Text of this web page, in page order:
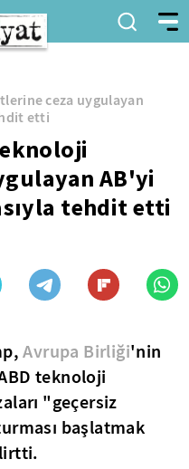
ceza uygulayan
etti
AB'yi
tehdit etti
Avrupa Birliği'nin
teknoloji
"geçersiz
başlatmak